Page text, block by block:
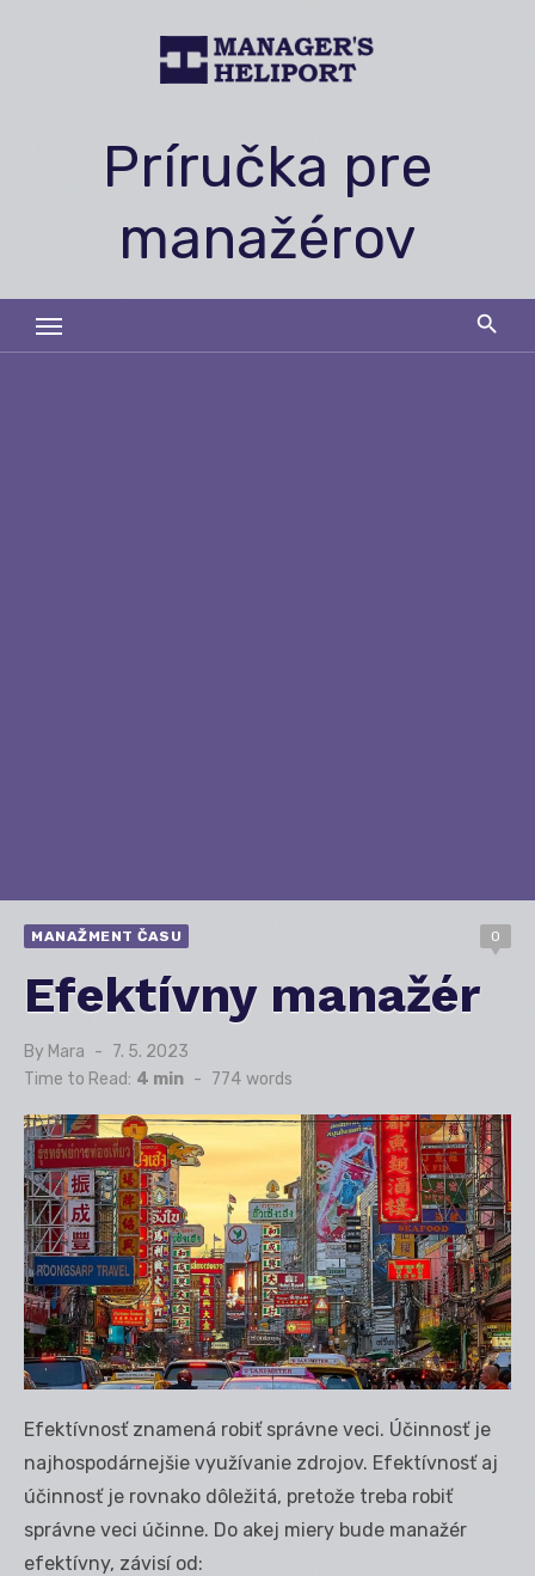
Príručka pre
manažérov
MANAŽMENT ČASU 0
Efektívny manažér
By Mara
Posted
on
7. 5. 2023
Time to Read: 4 min - 774 words
Efektívnosť znamená robiť správne veci. Účinnosť je
najhospodárnejšie využívanie zdrojov. Efektívnosť aj
účinnosť je rovnako dôležitá, pretože treba robiť
správne veci účinne. Do akej miery bude manažér
efektívny, závisí od: